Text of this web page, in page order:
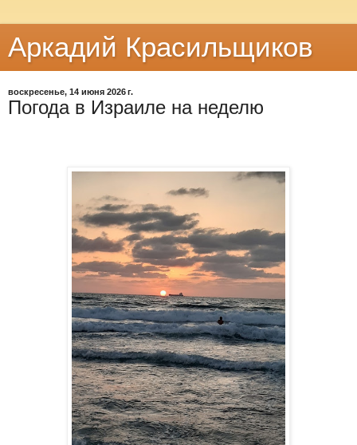
Аркадий Красильщиков
воскресенье, 14 июня 2026 г.
Погода в Израиле на неделю